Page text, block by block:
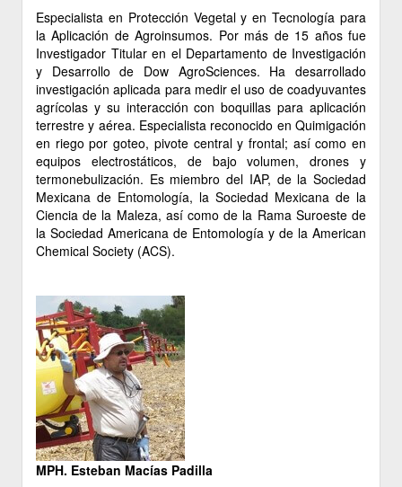
Especialista en Protección Vegetal y en Tecnología para
la Aplicación de Agroinsumos. Por más de 15 años fue
Investigador Titular en el Departamento de Investigación
y Desarrollo de Dow AgroSciences. Ha desarrollado
investigación aplicada para medir el uso de coadyuvantes
agrícolas y su interacción con boquillas para aplicación
terrestre y aérea. Especialista reconocido en Quimigación
en riego por goteo, pivote central y frontal; así como en
equipos electrostáticos, de bajo volumen, drones y
termonebulización. Es miembro del IAP, de la Sociedad
Mexicana de Entomología, la Sociedad Mexicana de la
Ciencia de la Maleza, así como de la Rama Suroeste de
la Sociedad Americana de Entomología y de la American
Chemical Society (ACS).
MPH. Esteban Macías Padilla